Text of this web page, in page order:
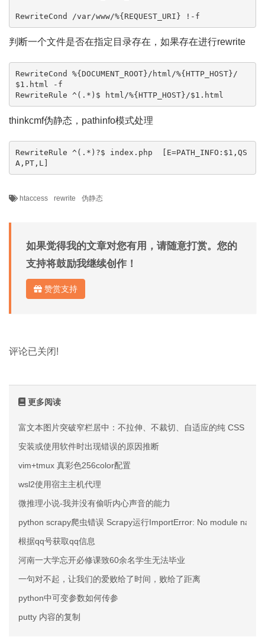
RewriteCond /var/www/%{REQUEST_URI} !-f
判断一个文件是否在指定目录存在，如果存在进行rewrite
RewriteCond %{DOCUMENT_ROOT}/html/%{HTTP_HOST}/
$1.html -f
RewriteRule ^(.*)$ html/%{HTTP_HOST}/$1.html
thinkcmf伪静态，pathinfo模式处理
RewriteRule ^(.*)?$ index.php  [E=PATH_INFO:$1,QS
A,PT,L]
htaccess rewrite 伪静态
如果觉得我的文章对您有用，请随意打赏。您的
支持将鼓励我继续创作！
赞赏支持
评论已关闭!
更多阅读
富文本图片突破窄栏居中：不拉伸、不裁切、自适应的纯 CSS 方案
安装或使用软件时出现错误的原因推断
vim+tmux 真彩色256color配置
wsl2使用宿主主机代理
微推理小说-我并没有偷听内心声音的能力
python scrapy爬虫错误 Scrapy运行ImportError: No module
根据qq号获取qq信息
河南一大学忘开必修课致60余名学生无法毕业
一句对不起，让我们的爱败给了时间，败给了距离
python中可变参数如何传参
putty 内容的复制